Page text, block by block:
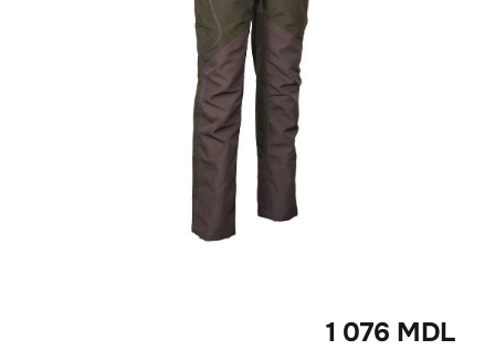
1 076 MDL